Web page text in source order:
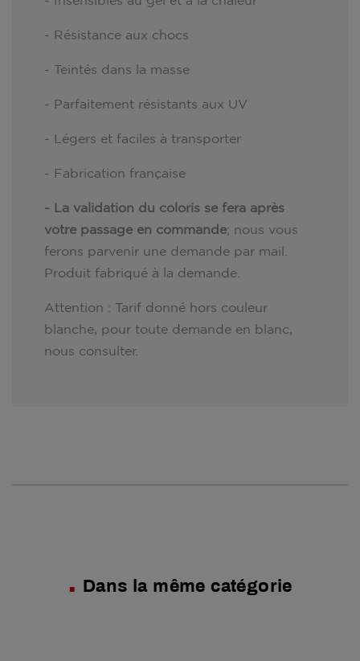
- Résistance aux chocs
- Teintés dans la masse
- Parfaitement résistants aux UV
- Légers et faciles à transporter
- Fabrication française
- La validation du coloris se fera après
votre passage en commande; nous vous
ferons parvenir une demande par mail.
Produit fabriqué à la demande.
Attention : Tarif donné hors couleur
blanche, pour toute demande en blanc,
nous consulter.
Dans la même catégorie